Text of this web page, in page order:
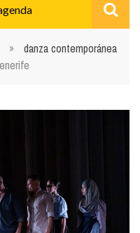
»
danza contemporánea